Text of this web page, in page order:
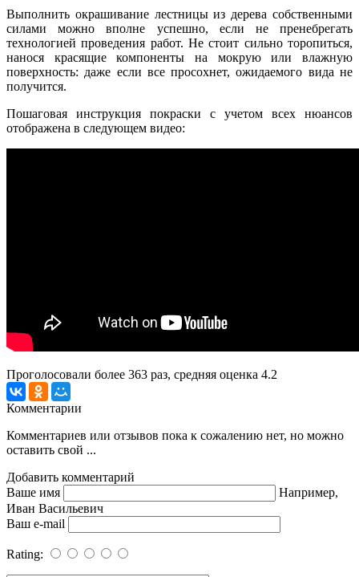
Выполнить окрашивание лестницы из дерева собственными
силами можно вполне успешно, если не пренебрегать
технологией проведения работ. Не стоит сильно торопиться,
нанося красящие компоненты на мокрую или влажную
поверхность: даже если все просохнет, ожидаемого вида не
получится.
Пошаговая инструкция покраски с учетом всех нюансов
отображена в следующем видео:
Проголосовали более 363 раз, средняя оценка 4.2
Комментарии
Комментариев или отзывов пока к сожалению нет, но можно
оставить свой ...
Добавить комментарий
Ваше имя
Например,
Иван Васильевич
Ваш e-mail
Rating: